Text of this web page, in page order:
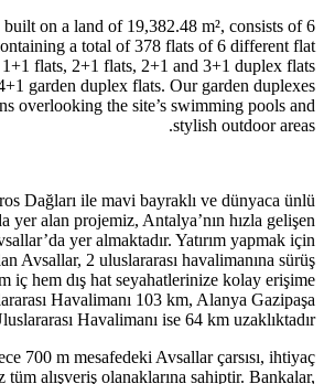
on a land of 19,382.48 m², consists of 6
a total of 378 flats of 6 different flat
flats, 2+1 flats, 2+1 and 3+1 duplex flats
garden duplex flats. Our garden duplexes
overlooking the site’s swimming pools and
stylish outdoor areas.
Dağları ile mavi bayraklı ve dünyaca ünlü
yer alan projemiz, Antalya’nın hızla gelişen
yer almaktadır. Yatırım yapmak için
Avsallar, 2 uluslararası havalimanına sürüş
iç hem dış hat seyahatlerinize kolay erişime
Havalimanı 103 km, Alanya Gazipaşa
Havalimanı ise 64 km uzaklıktadır.
700 m mesafedeki Avsallar çarsısı, ihtiyaç
alışveriş olanaklarına sahiptir. Bankalar,